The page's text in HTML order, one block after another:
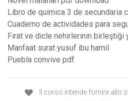
Libro de quimica 3 de secundaria
Cuaderno de actividades para
Fırat ve dicle nehirlerinin birleştiği
Manfaat surat yusuf ibu hamil
Puebla convive pdf
Il corso intende fornire allo